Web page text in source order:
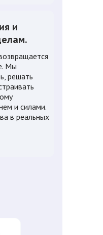
и
Мы
решать
и силами.
в реальных